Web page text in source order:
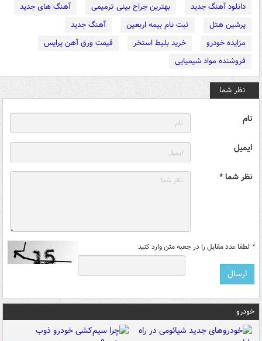
دانلود آهنگ جدید
بهترین جراح بینی ترمیمی
آهنگ های جدید
پرشین هتل
ثبت نام بیمه اربعین
آهنگ جدید
مزایده خودرو
خرید بلیط استخر
قیمت ورق آهن پرایس
فروشنده مواد شیمیایی
نظر شما
نام
ایمیل
نظر شما *
* لطفا عدد مقابل را در جعبه متن وارد کنید
خودرو